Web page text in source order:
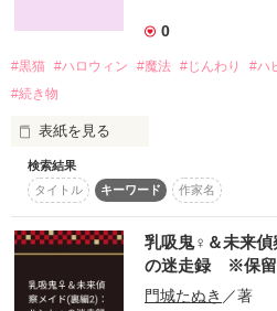
作品を読
0
#黒猫 #ハロウィン #魔法 #じんわり #ハ
#続き物
表紙を見る
ハロウィンの日、僕は久し振りに
そこで、どんなことが待ちうけてい
に……
検索結果
タイトル
キーワード 作家名
乳吸鬼♀＆未来偵
の迷走録 ※保留
門城たぬき ／著